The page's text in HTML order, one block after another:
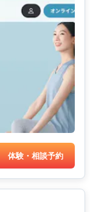
体験・相談予約